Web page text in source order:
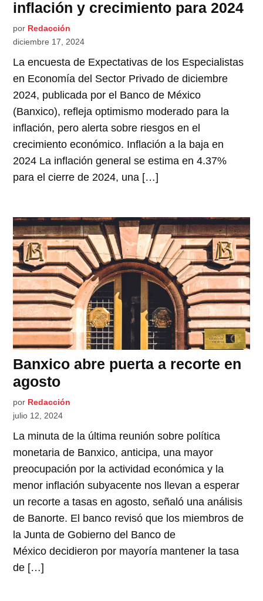
inflación y crecimiento para 2024
por Redacción
diciembre 17, 2024
La encuesta de Expectativas de los Especialistas
en Economía del Sector Privado de diciembre
2024, publicada por el Banco de México
(Banxico), refleja optimismo moderado para la
inflación, pero alerta sobre riesgos en el
crecimiento económico. Inflación a la baja en
2024 La inflación general se estima en 4.37%
para el cierre de 2024, una […]
Banxico abre puerta a recorte en
agosto
por Redacción
julio 12, 2024
La minuta de la última reunión sobre política
monetaria de Banxico, anticipa, una mayor
preocupación por la actividad económica y la
menor inflación subyacente nos llevan a esperar
un recorte a tasas en agosto, señaló una análisis
de Banorte. El banco revisó que los miembros de
la Junta de Gobierno del Banco de
México decidieron por mayoría mantener la tasa
de […]